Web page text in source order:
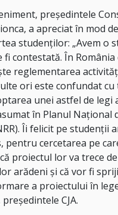
președintele
a apreciat în mod
studenților: „Avem o
fi contestată. În România
reglementarea
ori este confundat cu
unei astfel de legi
în Planul Național
Îi felicit pe studenții
pentru cercetarea pe
proiectul lor va trece
arădeni și că vor fi
a proiectului în
CJA.